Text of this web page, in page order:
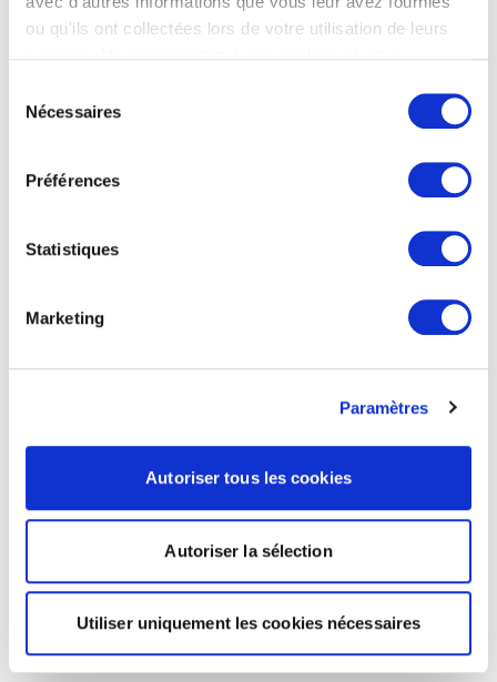
ou qu'ils ont collectées lors de votre utilisation de leurs
Nécessaires
Préférences
Statistiques
Marketing
Paramètres
Autoriser tous les cookies
Autoriser la sélection
Utiliser uniquement les cookies nécessaires